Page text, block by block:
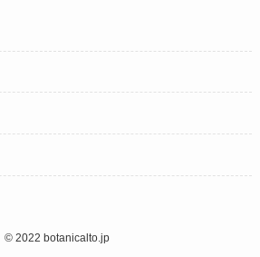
© 2022 botanicalto.jp